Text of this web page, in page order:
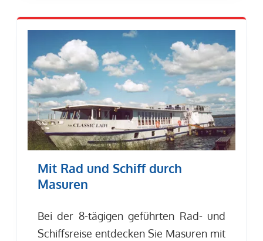
Mit Rad und Schiff durch
Masuren
Bei der 8-tägigen geführten Rad- und
Schiffsreise entdecken Sie Masuren mit